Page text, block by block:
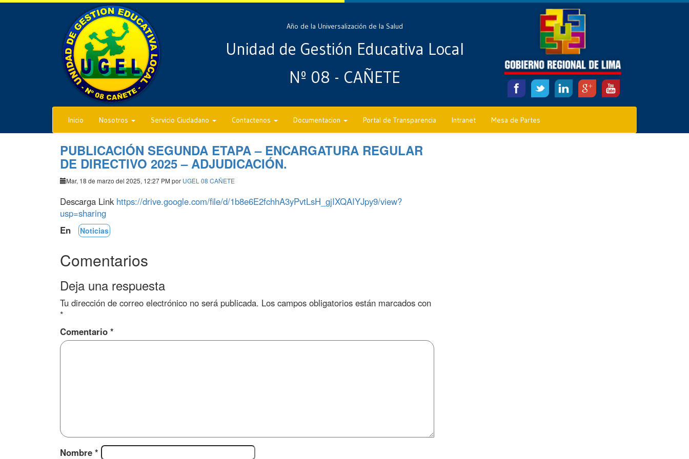
Año de la Universalización de la Salud
Unidad de Gestión Educativa Local
Nº 08 - CAÑETE
Inicio Nosotros Servicio Ciudadano Contactenos Documentacion Portal de Transparencia Intranet Mesa de Partes
PUBLICACIÓN SEGUNDA ETAPA – ENCARGATURA REGULAR
DE DIRECTIVO 2025 – ADJUDICACIÓN.
Mar, 18 de marzo del 2025, 12:27 PM por UGEL 08 CAÑETE
Descarga Link https://drive.google.com/file/d/1b8e6E2fchhA3yPvtLsH_gjIXQAIYJpy9/view?
usp=sharing
En
Noticias
Comentarios
Deja una respuesta
Tu dirección de correo electrónico no será publicada. Los campos obligatorios están marcados con
*
Comentario *
Nombre *